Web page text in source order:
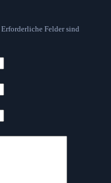
Erforderliche Felder sind